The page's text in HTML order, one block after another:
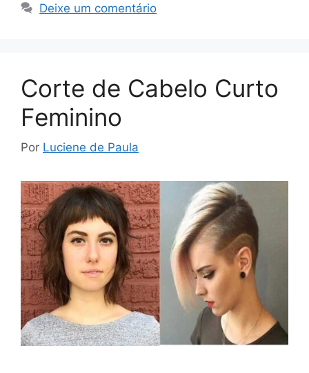
Deixe um comentário
Corte de Cabelo Curto
Feminino
Por Luciene de Paula